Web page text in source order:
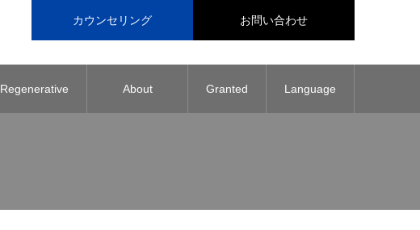
カウンセリング お問い合わせ
Regenerative About Granted Language